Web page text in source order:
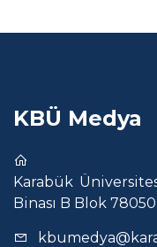
KBÜ Medya
Karabük
Binası B Blok